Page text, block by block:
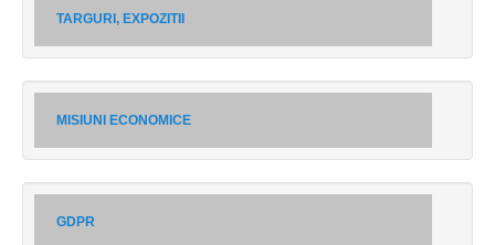
TARGURI, EXPOZITII
MISIUNI ECONOMICE
GDPR